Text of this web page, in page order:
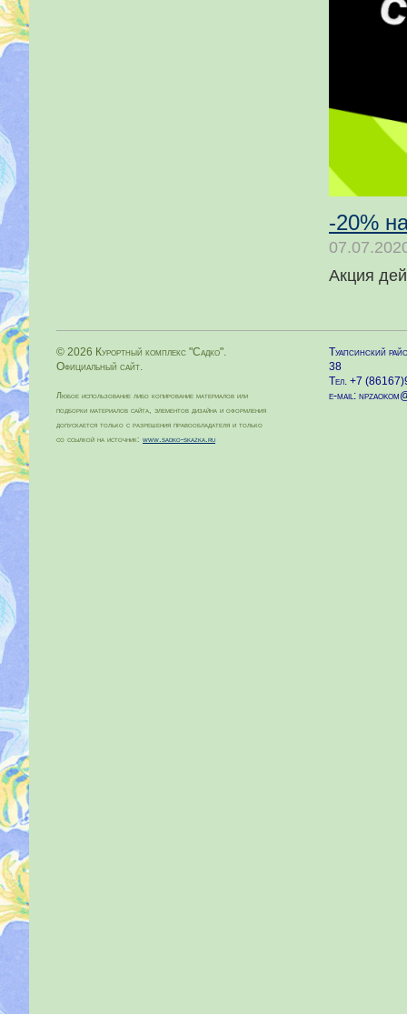
-20%
Акция
© 2026 Курортный комплекс "Садко".
Официальный сайт.
Любое использование либо копирование материалов или
подборки материалов сайта, элементов дизайна и оформления
допускается только с разрешения правообладателя и только
со ссылкой на источник: www.sadko-skazka.ru
Туапсинский
38
Тел. +7
e-mail: